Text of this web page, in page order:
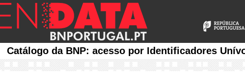
Catálogo da BNP: acesso por Identificadores